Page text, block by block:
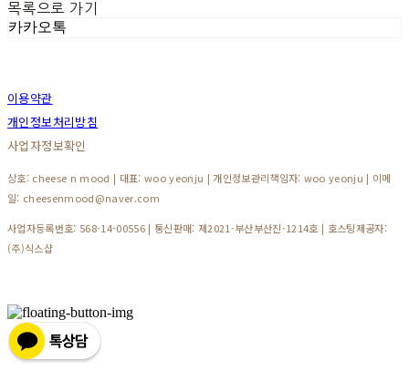
목록으로 가기
카카오톡
이용약관
개인정보처리방침
사업자정보확인
상호: cheese n mood | 대표: woo yeonju | 개인정보관리책임자: woo yeonju | 이메
일: cheesenmood@naver.com
사업자등록번호: 568-14-00556| 통신판매: 제2021-부산부산진-1214호 | 호스팅제공자:
(주)식스샵